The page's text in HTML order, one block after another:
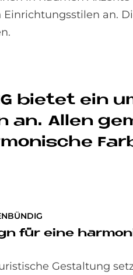
an.
bie­tet ein
an. Al­len
für eine
Gestaltung